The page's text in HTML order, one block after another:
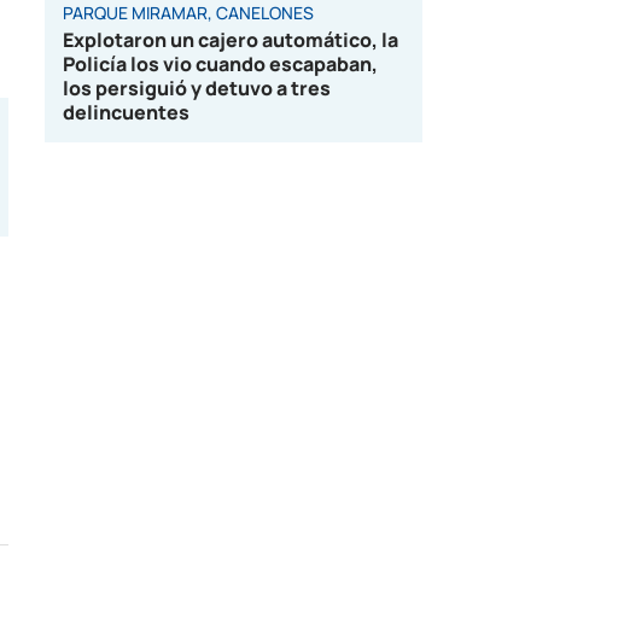
PARQUE MIRAMAR, CANELONES
Explotaron un cajero automático, la
Policía los vio cuando escapaban,
los persiguió y detuvo a tres
delincuentes